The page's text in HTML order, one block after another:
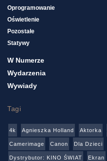
Oprogramowanie
Oświetlenie
Pozostałe
Statywy
W Numerze
Wydarzenia
Wywiady
Tagi
4k Agnieszka Holland Aktorka
Camerimage Canon Dla Dzieci
Dystrybutor: KINO ŚWIAT Ekran